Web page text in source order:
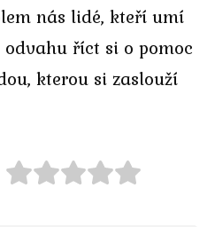
nás lidé, kteří umí
říct si o pomoc
kterou si zaslouží